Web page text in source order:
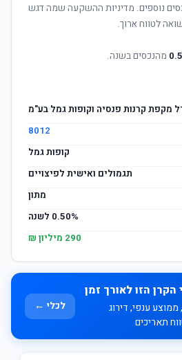
נוספים. מדיניות ההשקעה שמה דגש
לטווח ארוך.
מהנכסים בשנה.
מקפת קרנות פנסיה וקופות גמל בע"מ
8012
קופות גמל
תגמולים ואישית לפיצויים
מתון
0.50% לשנה
290 מיליון ₪
הקרן הזו לאורך זמן
ענפי, דירוג
תאריכים
לכלי ←